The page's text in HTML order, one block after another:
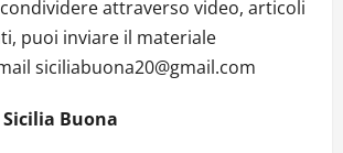
attraverso video, articoli
puoi inviare il materiale
siciliabuona20@gmail.com
Buona